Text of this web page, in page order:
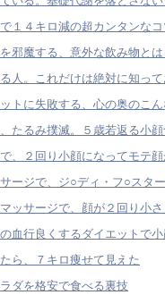
１４キロ減の超カンタンなコ
邪魔する、意外な飲み物とは
人。これだけは絶対に知って
トに失敗する、心の奥のこ
たるみ撲滅。５歳若返る小顔
、２回り小顔になってモテ
ージで、ジ○ディ・フ○スタ
ッサージで、顔が２回り小
血行良くするダイエットで小
ら、７キロ痩せて見えた
ダを格安で食べる裏技